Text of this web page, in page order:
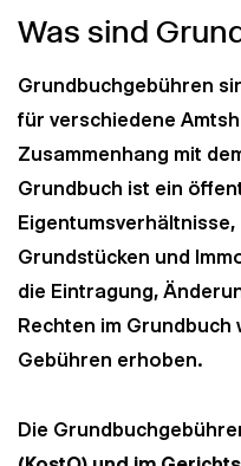
Was sind
Grundbuchgebühren
für verschiedene
Zusammenhang mit
Grundbuch ist ein
Grundstücken und
die Eintragung,
Rechten im
Gebühren erhoben.
Die